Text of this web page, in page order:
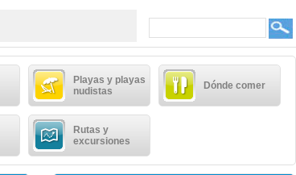
Playas y playas
nudistas
Dónde comer
Rutas y
excursiones